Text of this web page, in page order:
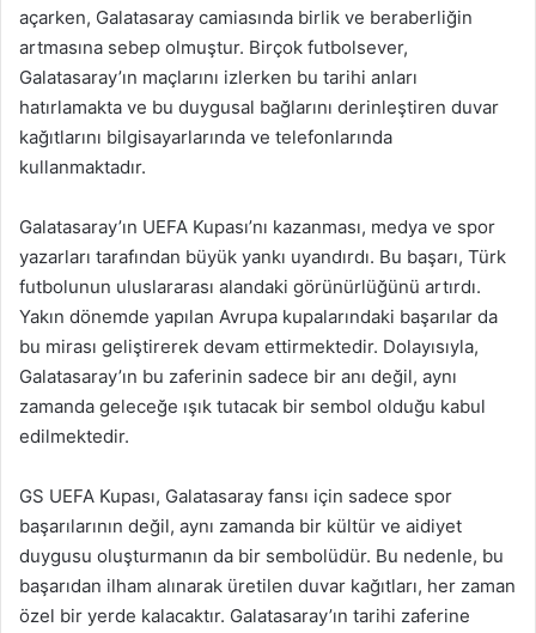
açarken, Galatasaray camiasında birlik ve beraberliğin
artmasına sebep olmuştur. Birçok futbolsever,
Galatasaray’ın maçlarını izlerken bu tarihi anları
hatırlamakta ve bu duygusal bağlarını derinleştiren duvar
kağıtlarını bilgisayarlarında ve telefonlarında
kullanmaktadır.
Galatasaray’ın UEFA Kupası’nı kazanması, medya ve spor
yazarları tarafından büyük yankı uyandırdı. Bu başarı, Türk
futbolunun uluslararası alandaki görünürlüğünü artırdı.
Yakın dönemde yapılan Avrupa kupalarındaki başarılar da
bu mirası geliştirerek devam ettirmektedir. Dolayısıyla,
Galatasaray’ın bu zaferinin sadece bir anı değil, aynı
zamanda geleceğe ışık tutacak bir sembol olduğu kabul
edilmektedir.
GS UEFA Kupası, Galatasaray fansı için sadece spor
başarılarının değil, aynı zamanda bir kültür ve aidiyet
duygusu oluşturmanın da bir sembolüdür. Bu nedenle, bu
başarıdan ilham alınarak üretilen duvar kağıtları, her zaman
özel bir yerde kalacaktır. Galatasaray’ın tarihi zaferine